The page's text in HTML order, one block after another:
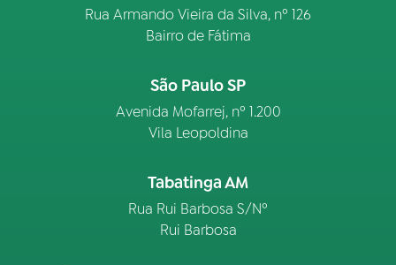
Rua Armando Vieira da Silva, nº 126
Bairro de Fátima
São Paulo SP
Avenida Mofarrej, nº 1.200
Vila Leopoldina
Tabatinga AM
Rua Rui Barbosa S/Nº
Rui Barbosa